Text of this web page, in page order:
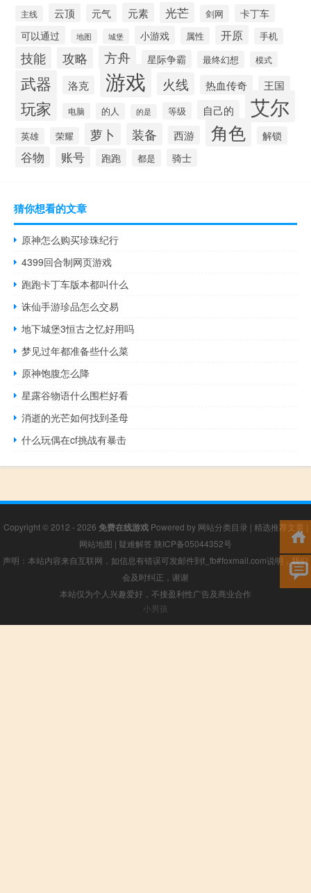
主线 云顶 元气 元素 光芒 剑网 卡丁车
可以通过 地图 城堡 小游戏 属性 开原 手机
技能 攻略 方舟 星际争霸 最终幻想 模式
武器 洛克 游戏 火线 热血传奇 王国
玩家 电脑 的人 的是 等级 自己的 艾尔
英雄 荣耀 萝卜 装备 西游 角色 解锁
谷物 账号 跑跑 都是 骑士
猜你想看的文章
原神怎么购买珍珠纪行
4399回合制网页游戏
跑跑卡丁车版本都叫什么
诛仙手游珍品怎么交易
地下城堡3恒古之忆好用吗
梦见过年都准备些什么菜
原神饱腹怎么降
星露谷物语什么围栏好看
消逝的光芒如何找到圣母
什么玩偶在cf挑战有暴击
Copyright © 2012 - 2026 免费在线游戏Powered by 网站分类目录 | 精选推荐文章 |
网站地图 | 疑难解答 陕ICP备05044352号
声明：本站内容来自互联网，如信息有错误可发邮件到f_fb#foxmail.com说明，我们
会及时纠正，谢谢
本站仅为个人兴趣爱好，不接盈利性广告及商业合作
小男孩